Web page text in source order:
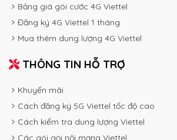
Bảng giá gói cước 4G Viettel
Đăng ký 4G Viettel 1 tháng
Mua thêm dung lượng 4G Viettel
THÔNG TIN HỖ TRỢ
Khuyến mãi
Cách đăng ký 5G Viettel tốc độ cao
Cách kiểm tra dung lượng Viettel
Các gói gọi nội mạng Viettel